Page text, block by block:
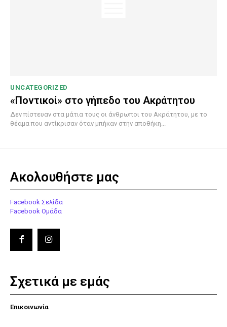
UNCATEGORIZED
«Ποντικοί» στο γήπεδο του Ακράτητου
Δεν πίστευαν στα μάτια τους οι άνθρωποι του Ακράτητου, με το
θέαμα που αντίκρισαν όταν μπήκαν στην αποθήκη...
Ακολουθήστε μας
Facebook Σελίδα
Facebook Ομάδα
Σχετικά με εμάς
Επικοινωνία